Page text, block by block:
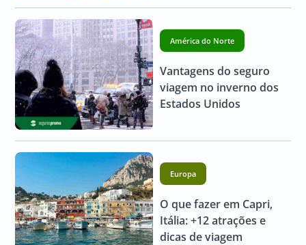
América do Norte
Vantagens do seguro
viagem no inverno dos
Estados Unidos
Europa
O que fazer em Capri,
Itália: +12 atrações e
dicas de viagem